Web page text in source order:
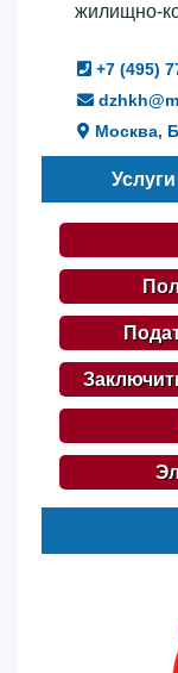
жилищно-
+7 (495)
Москва,